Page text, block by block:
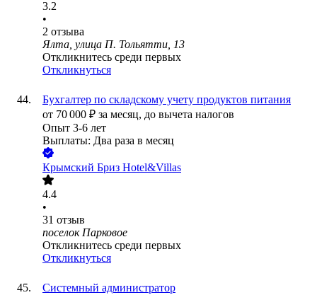
3.2
•
2 отзыва
Ялта, улица П. Тольятти, 13
Откликнитесь среди первых
Откликнуться
Бухгалтер по складскому учету продуктов питания
от 70 000 ₽ за месяц, до вычета налогов
Опыт 3-6 лет
Выплаты: Два раза в месяц
Крымский Бриз Hotel&Villas
4.4
•
31 отзыв
поселок Парковое
Откликнитесь среди первых
Откликнуться
Системный администратор